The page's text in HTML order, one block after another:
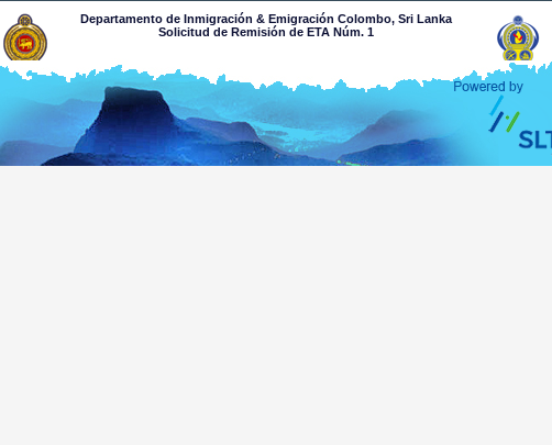
Departamento de Inmigración & Emigración Colombo, Sri Lanka
Solicitud de Remisión de ETA Núm. 1
Su solicitud de ETA ha sido evaluada detenidamente en relación con la información proporcionada. Para
llegar a una decisión con respecto a su solicitud de ETA, le rogamos que se ponga en contacto con el
Funcionario de Visados de la Oficina Consular de Sri Lanka más cercana. El Funcionario de Visados le
informará de los requisitos adicionales para aprobar su solicitud. Para más información sobre las Oficinas